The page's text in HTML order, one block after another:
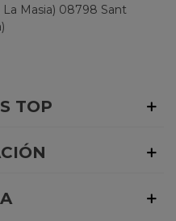
La Masia) 08798 Sant
TOP